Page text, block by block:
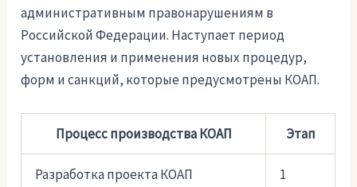
административным правонарушениям в
Российской Федерации. Наступает период
установления и применения новых процедур,
форм и санкций, которые предусмотрены КОАП.
Процесс производства КОАП Этап
Разработка проекта КОАП 1